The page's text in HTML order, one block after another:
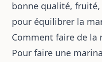
bonne qualité,
pour équilibrer la
Comment faire de la
Pour faire une